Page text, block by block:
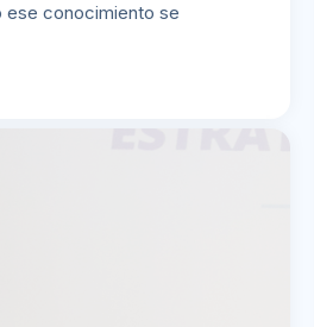
ese conocimiento se